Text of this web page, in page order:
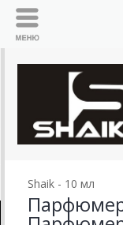
Shaik - 10 мл